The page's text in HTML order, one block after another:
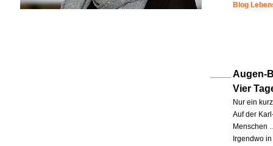
Blog
Augen-
Vier
Nur ein
Auf der
Menschen
Irgendwo